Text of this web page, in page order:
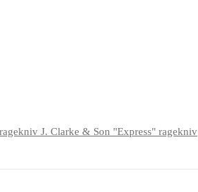
J. Clarke & Son "Express" ragekniv